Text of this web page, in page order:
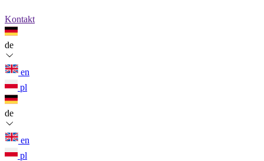
Kontakt
de
en
pl
de
en
pl